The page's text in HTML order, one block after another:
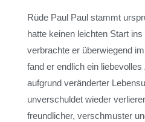
Rüde Paul Paul stammt
hatte keinen leichten Start
verbrachte er überwiegend
fand er endlich ein
aufgrund veränderter
unverschuldet wieder
freundlicher, verschmuster